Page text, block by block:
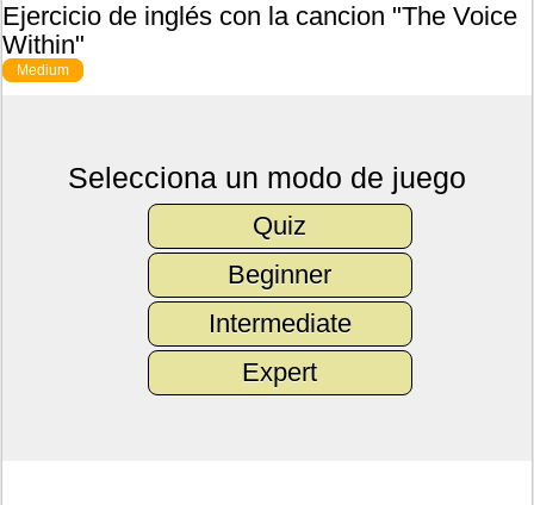
Ejercicio de inglés con la cancion "The Voice
Within"
Medium
Selecciona un modo de juego
Quiz
Beginner
Intermediate
Expert